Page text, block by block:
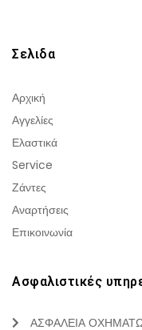
Σελιδα
Αρχική
Αγγελίες
Ελαστικά
Service
Ζάντες
Αναρτήσεις
Επικοινωνία
Ασφαλιστικές
ΑΣΦΑΛΕΙΑ